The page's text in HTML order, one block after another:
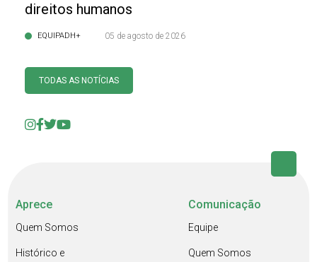
direitos humanos
EQUIPADH+ 05 de agosto de 2026
TODAS AS NOTÍCIAS
Aprece
Quem Somos
Histórico e
Comunicação
Equipe
Quem Somos